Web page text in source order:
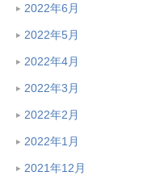
2022年6月
2022年5月
2022年4月
2022年3月
2022年2月
2022年1月
2021年12月